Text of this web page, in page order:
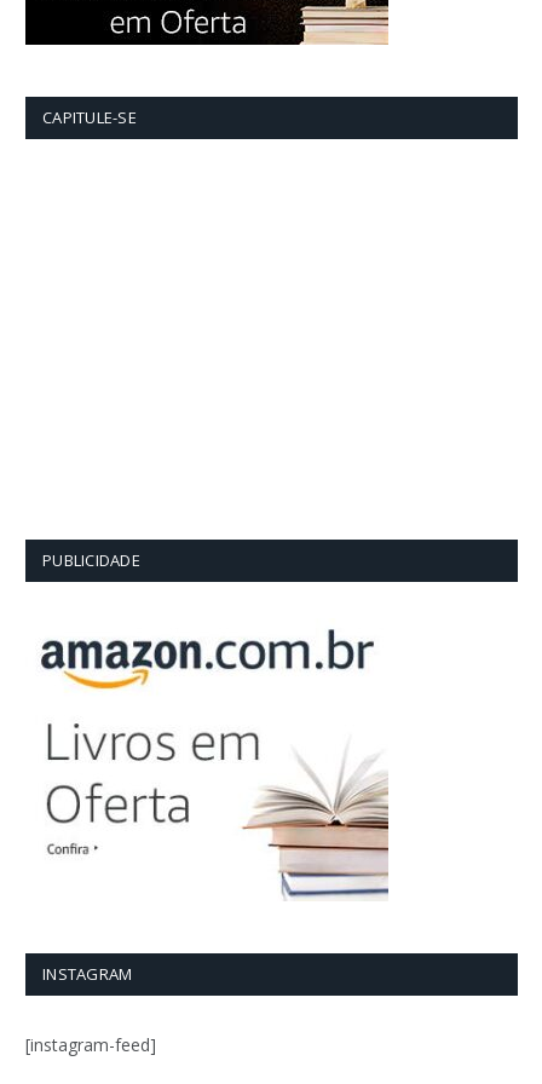
CAPITULE-SE
PUBLICIDADE
INSTAGRAM
[instagram-feed]